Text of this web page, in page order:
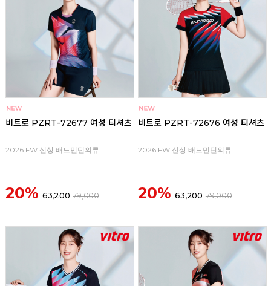
비트로 PZRT-72677 여성 티셔츠
2026 FW 신상 배드민턴의류
20% 63,200 79,000
비트로 PZRT-72676 여성 티셔츠
2026 FW 신상 배드민턴의류
20% 63,200 79,000